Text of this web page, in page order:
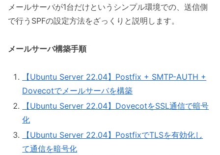
メールサーバが1台だけというシンプル環境での、送信側
で行うSPFの設定方法をざっくりと説明します。
メールサーバ構築手順
【Ubuntu Server 22.04】Postfix + SMTP-AUTH +
Dovecotでメールサーバを構築
【Ubuntu Server 22.04】DovecotをSSL通信で暗号
化
【Ubuntu Server 22.04】PostfixでTLSを有効化し
て通信を暗号化